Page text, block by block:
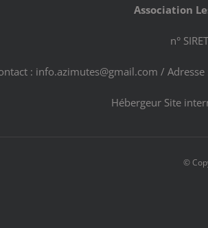
Association
n°
: info.azimutes@gmail.com /
Hébergeur Site
©